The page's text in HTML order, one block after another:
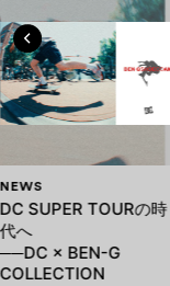
NEWS
DC SUPER TOURの時
代へ
──DC × BEN-G
COLLECTION